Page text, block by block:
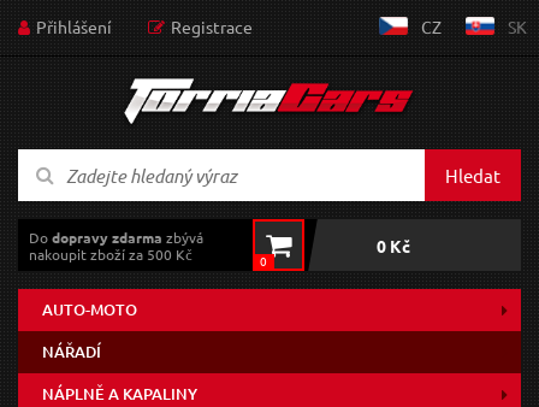
Přihlášení Registrace CZ SK
Hledat
Dodopravy zdarma zbývá
nakoupit zboží za 500 Kč
0
0 Kč
AUTO-MOTO
NÁŘADÍ
NÁPLNĚ A KAPALINY